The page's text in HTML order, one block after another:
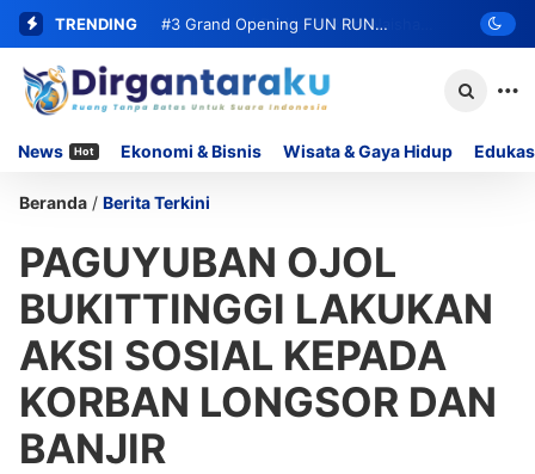
TRENDING #3 Grand Opening FUN RUN
MOMOYO PADANG LUA Siap Digelar,
News Hot Ekonomi & Bisnis Wisata & Gaya Hidup
Beranda / Berita Terkini
PAGUYUBAN OJOL
BUKITTINGGI LAKUKAN
AKSI SOSIAL KEPADA
KORBAN LONGSOR DAN
BANJIR